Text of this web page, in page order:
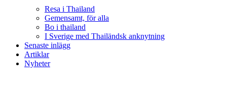
Resa i Thailand
Gemensamt, för alla
Bo i thailand
I Sverige med Thailändsk anknytning
Senaste inlägg
Artiklar
Nyheter